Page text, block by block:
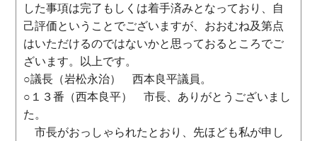
した事項は完了もしくは着手済みとなっており、自
己評価ということでございますが、おおむね及第点
はいただけるのではないかと思っておるところでご
ざいます。以上です。
○議長（岩松永治） 西本良平議員。
○１３番（西本良平） 市長、ありがとうございまし
た。
市長がおっしゃられたとおり、先ほども私が申し